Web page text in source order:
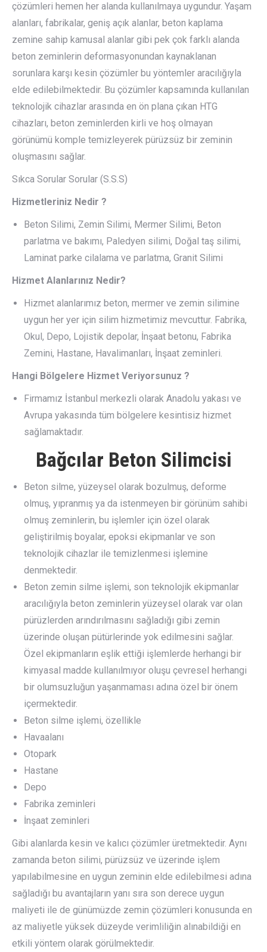
çözümleri hemen her alanda kullanılmaya uygundur. Yaşam
alanları, fabrikalar, geniş açık alanlar, beton kaplama
zemine sahip kamusal alanlar gibi pek çok farklı alanda
beton zeminlerin deformasyonundan kaynaklanan
sorunlara karşı kesin çözümler bu yöntemler aracılığıyla
elde edilebilmektedir. Bu çözümler kapsamında kullanılan
teknolojik cihazlar arasında en ön plana çıkan HTG
cihazları, beton zeminlerden kirli ve hoş olmayan
görünümü komple temizleyerek pürüzsüz bir zeminin
oluşmasını sağlar.
Sıkca Sorular Sorular (S.S.S)
Hizmetleriniz Nedir ?
Beton Silimi, Zemin Silimi, Mermer Silimi, Beton
parlatma ve bakımı, Paledyen silimi, Doğal taş silimi,
Laminat parke cilalama ve parlatma, Granit Silimi
Hizmet Alanlarınız Nedir?
Hizmet alanlarımız beton, mermer ve zemin silimine
uygun her yer için silim hizmetimiz mevcuttur. Fabrika,
Okul, Depo, Lojistik depolar, İnşaat betonu, Fabrika
Zemini, Hastane, Havalimanları, İnşaat zeminleri.
Hangi Bölgelere Hizmet Veriyorsunuz ?
Firmamız İstanbul merkezli olarak Anadolu yakası ve
Avrupa yakasında tüm bölgelere kesintisiz hizmet
sağlamaktadır.
Bağcılar Beton Silimcisi
Beton silme, yüzeysel olarak bozulmuş, deforme
olmuş, yıpranmış ya da istenmeyen bir görünüm sahibi
olmuş zeminlerin, bu işlemler için özel olarak
geliştirilmiş boyalar, epoksi ekipmanlar ve son
teknolojik cihazlar ile temizlenmesi işlemine
denmektedir.
Beton zemin silme işlemi, son teknolojik ekipmanlar
aracılığıyla beton zeminlerin yüzeysel olarak var olan
pürüzlerden arındırılmasını sağladığı gibi zemin
üzerinde oluşan pütürlerinde yok edilmesini sağlar.
Özel ekipmanların eşlik ettiği işlemlerde herhangi bir
kimyasal madde kullanılmıyor oluşu çevresel herhangi
bir olumsuzluğun yaşanmaması adına özel bir önem
içermektedir.
Beton silme işlemi, özellikle
Havaalanı
Otopark
Hastane
Depo
Fabrika zeminleri
İnşaat zeminleri
Gibi alanlarda kesin ve kalıcı çözümler üretmektedir. Aynı
zamanda beton silimi, pürüzsüz ve üzerinde işlem
yapılabilmesine en uygun zeminin elde edilebilmesi adına
sağladığı bu avantajların yanı sıra son derece uygun
maliyeti ile de günümüzde zemin çözümleri konusunda en
az maliyetle yüksek düzeyde verimliliğin alınabildiği en
etkili yöntem olarak görülmektedir.